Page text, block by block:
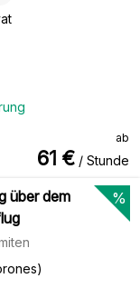
ab
61 € / Stunde
über dem
%